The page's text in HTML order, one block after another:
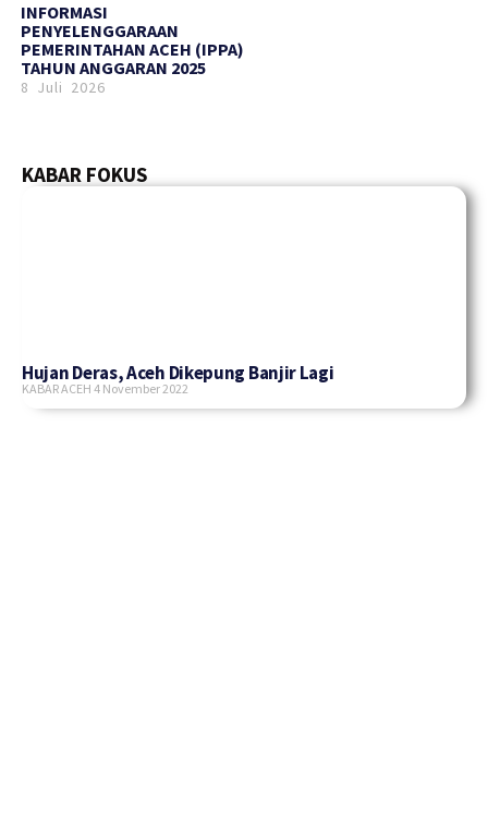
INFORMASI
PENYELENGGARAAN
PEMERINTAHAN ACEH (IPPA)
TAHUN ANGGARAN 2025
8 Juli 2026
KABAR FOKUS
Hujan Deras, Aceh Dikepung Banjir Lagi
KABAR ACEH 4 November 2022